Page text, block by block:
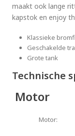
maakt ook lange
kapstok en enjoy
Klassieke
Geschakelde
Grote tank
Technische
Motor
Motor: